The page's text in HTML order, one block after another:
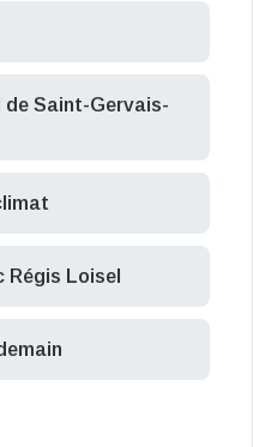
de Saint-Gervais-
Régis Loisel